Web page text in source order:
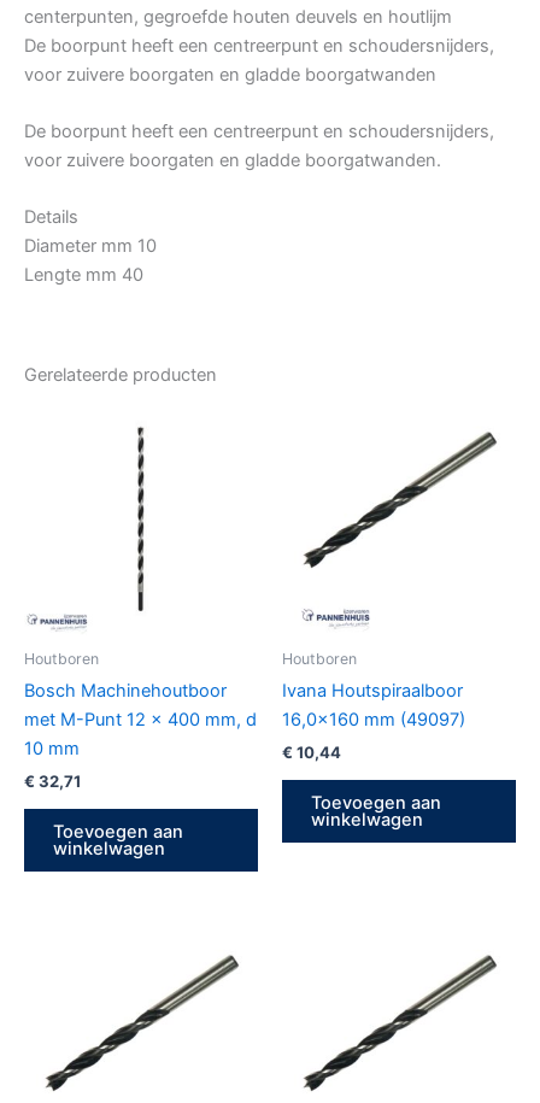
centerpunten, gegroefde houten deuvels en houtlijm
De boorpunt heeft een centreerpunt en schoudersnijders,
voor zuivere boorgaten en gladde boorgatwanden
De boorpunt heeft een centreerpunt en schoudersnijders,
voor zuivere boorgaten en gladde boorgatwanden.
Details
Diameter mm 10
Lengte mm 40
Gerelateerde producten
Houtboren
Bosch Machinehoutboor
met M-Punt 12 x 400 mm, d
10 mm
€ 32,71
Toevoegen aan
winkelwagen
Houtboren
Ivana Houtspiraalboor
16,0×160 mm (49097)
€ 10,44
Toevoegen aan
winkelwagen